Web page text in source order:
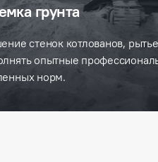
грунта
стенок котлованов,
опытные
норм.